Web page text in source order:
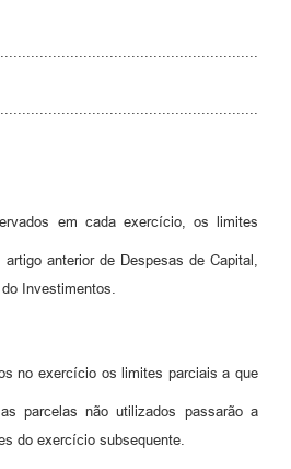
em cada exercício, os limites
anterior de Despesas de Capital,
Investimentos.
no exercício os limites parciais a que
parcelas não utilizados passarão a
do exercício subsequente.